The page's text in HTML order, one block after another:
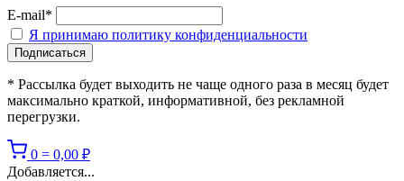
E-mail*
Я принимаю политику конфиденциальности
* Рассылка будет выходить не чаще одного раза в месяц будет
максимально краткой, информативной, без рекламной
перегрузки.
0 = 0,00 ₽
Добавляется...